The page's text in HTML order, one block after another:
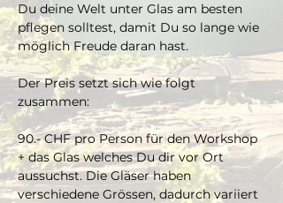
Du deine Welt unter Glas am besten
pflegen solltest, damit Du so lange wie
möglich Freude daran hast.
Der Preis setzt sich wie folgt
zusammen:
90.- CHF pro Person für den Workshop
+ das Glas welches Du dir vor Ort
aussuchst. Die Gläser haben
verschiedene Grössen, dadurch variiert